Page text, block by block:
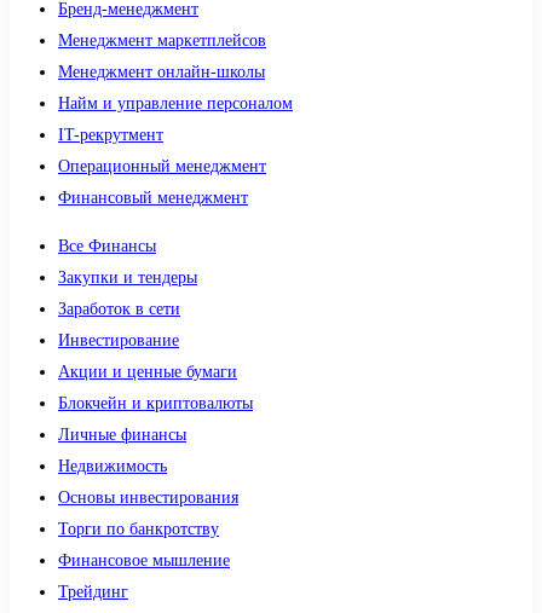
Бренд-менеджмент
Менеджмент маркетплейсов
Менеджмент онлайн-школы
Найм и управление персоналом
IT-рекрутмент
Операционный менеджмент
Финансовый менеджмент
Все Финансы
Закупки и тендеры
Заработок в сети
Инвестирование
Акции и ценные бумаги
Блокчейн и криптовалюты
Личные финансы
Недвижимость
Основы инвестирования
Торги по банкротству
Финансовое мышление
Трейдинг